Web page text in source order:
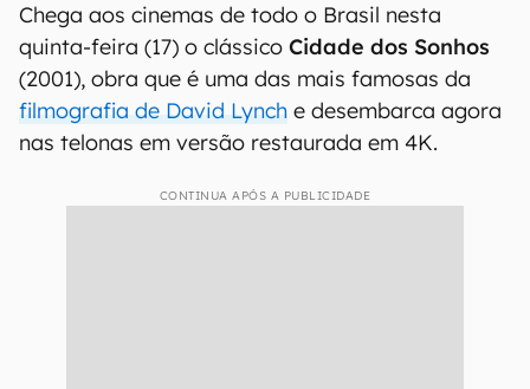
Chega aos cinemas de todo o Brasil nesta
quinta-feira (17) o clássico Cidade dos Sonhos
(2001), obra que é uma das mais famosas da
filmografia de David Lynch e desembarca agora
nas telonas em versão restaurada em 4K.
CONTINUA APÓS A PUBLICIDADE